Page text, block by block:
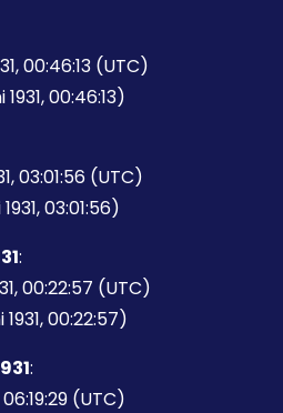
00:46:13 (UTC)
00:46:13)
03:01:56 (UTC)
03:01:56)
:
00:22:57 (UTC)
00:22:57)
:
(UTC)